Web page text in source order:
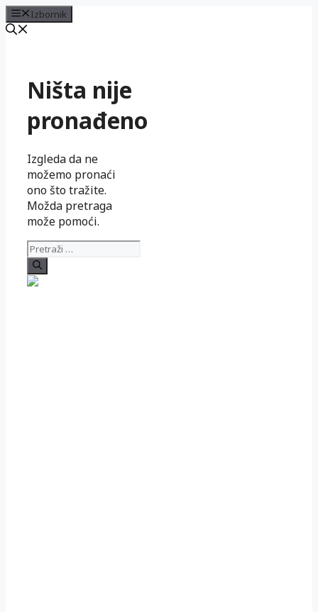
Izbornik
Ništa nije
pronađeno
Izgleda da ne
možemo pronaći
ono što tražite.
Možda pretraga
može pomoći.
Pretraži: